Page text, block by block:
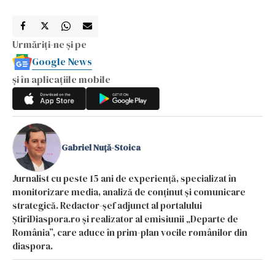
Urmăriți-ne și pe
Google News
și în aplicațiile mobile
Gabriel Nuță-Stoica
Jurnalist cu peste 15 ani de experiență, specializat în
monitorizare media, analiză de conținut și comunicare
strategică. Redactor-șef adjunct al portalului
ȘtiriDiaspora.ro și realizator al emisiunii „Departe de
România”, care aduce în prim-plan vocile românilor din
diaspora.